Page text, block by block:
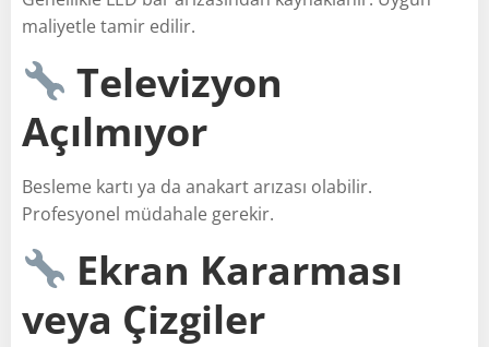
maliyetle tamir edilir.
Televizyon
Açılmıyor
Besleme kartı ya da anakart arızası olabilir.
Profesyonel müdahale gerekir.
Ekran Kararması
veya Çizgiler